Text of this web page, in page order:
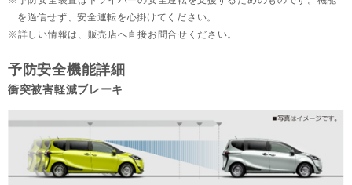
を過信せず、安全運転を心掛けてください。
詳しい情報は、販売店へ直接お問合せください。
予防安全機能詳細
衝突被害軽減ブレーキ